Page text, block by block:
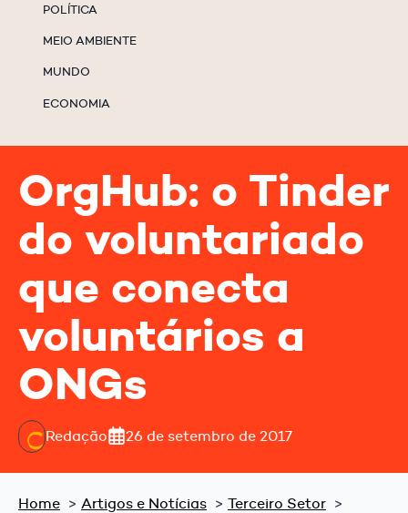
POLÍTICA
MEIO AMBIENTE
MUNDO
ECONOMIA
OrgHub: o Tinder
do voluntariado
que conecta
voluntários a
ONGs
Redação 26 de setembro de 2017
Home Artigos e Notícias
Terceiro Setor